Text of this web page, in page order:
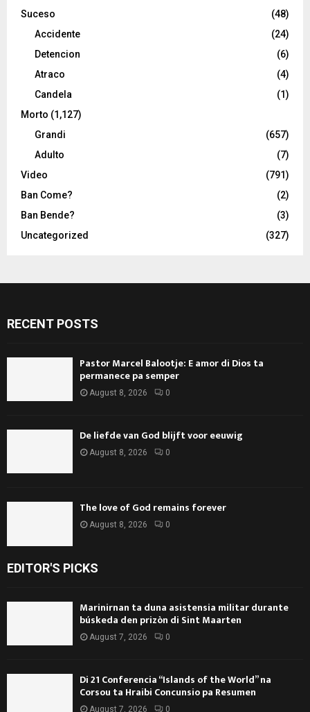
Suceso
(48)
Accidente
(24)
Detencion
(6)
Atraco
(4)
Candela
(1)
Morto (1,127)
Grandi
(657)
Adulto
(7)
Video
(791)
Ban Come?
(2)
Ban Bende?
(3)
Uncategorized
(327)
RECENT POSTS
Pastor Marcel Balootje: E amor di Dios ta
permanece pa semper
August 8, 2026 0
De liefde van God blijft voor eeuwig
August 8, 2026 0
The love of God remains forever
August 8, 2026 0
EDITOR'S PICKS
Marinirnan ta duna asistensia militar durante
búskeda den prizòn di Sint Maarten
August 7, 2026 0
Di 21 Conferencia “Islands of the World” na
Corsou ta Hraibi Concunsio pa Resumen
August 7, 2026 0